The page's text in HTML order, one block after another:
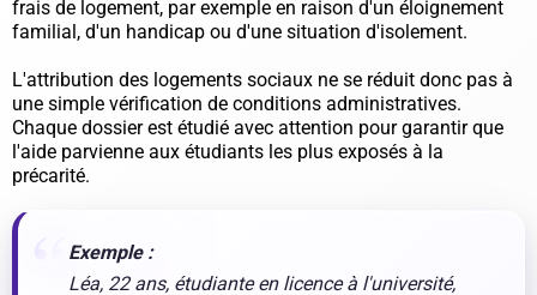
frais de logement, par exemple en raison d'un éloignement
familial, d'un handicap ou d'une situation d'isolement.
L'attribution des logements sociaux ne se réduit donc pas à
une simple vérification de conditions administratives.
Chaque dossier est étudié avec attention pour garantir que
l'aide parvienne aux étudiants les plus exposés à la
précarité.
Exemple :
Léa, 22 ans, étudiante en licence à l'université,